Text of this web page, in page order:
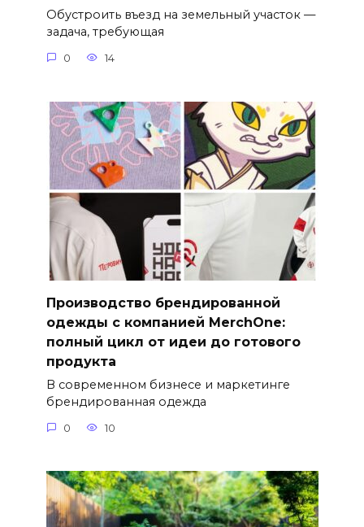
Обустроить въезд на земельный участок —
задача, требующая
0 14
Производство брендированной
одежды с компанией MerchOne:
полный цикл от идеи до готового
продукта
В современном бизнесе и маркетинге
брендированная одежда
0 10